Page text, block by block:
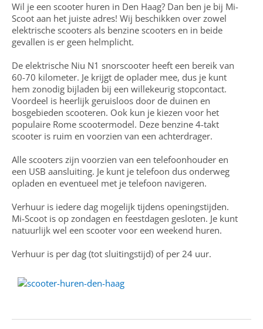
Wil je een scooter huren in Den Haag? Dan ben je bij Mi-
Scoot aan het juiste adres! Wij beschikken over zowel
elektrische scooters als benzine scooters en in beide
gevallen is er geen helmplicht.
De elektrische Niu N1 snorscooter heeft een bereik van
60-70 kilometer. Je krijgt de oplader mee, dus je kunt
hem zonodig bijladen bij een willekeurig stopcontact.
Voordeel is heerlijk geruisloos door de duinen en
bosgebieden scooteren. Ook kun je kiezen voor het
populaire Rome scootermodel. Deze benzine 4-takt
scooter is ruim en voorzien van een achterdrager.
Alle scooters zijn voorzien van een telefoonhouder en
een USB aansluiting. Je kunt je telefoon dus onderweg
opladen en eventueel met je telefoon navigeren.
Verhuur is iedere dag mogelijk tijdens openingstijden.
Mi-Scoot is op zondagen en feestdagen gesloten. Je kunt
natuurlijk wel een scooter voor een weekend huren.
Verhuur is per dag (tot sluitingstijd) of per 24 uur.